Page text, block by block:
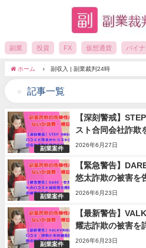
副業 投資 FX 仮想通貨 バイ
ホーム 副収入 | 副業裁判24時
記事一覧
副業案件
【深刻警戒】
スト合同会社詐欺
2026年6月27日
副業案件
【緊急警告】
悠太詐欺の被害を
2026年6月23日
副業案件
【最新警告】
耀志詐欺の被害を
2026年6月23日